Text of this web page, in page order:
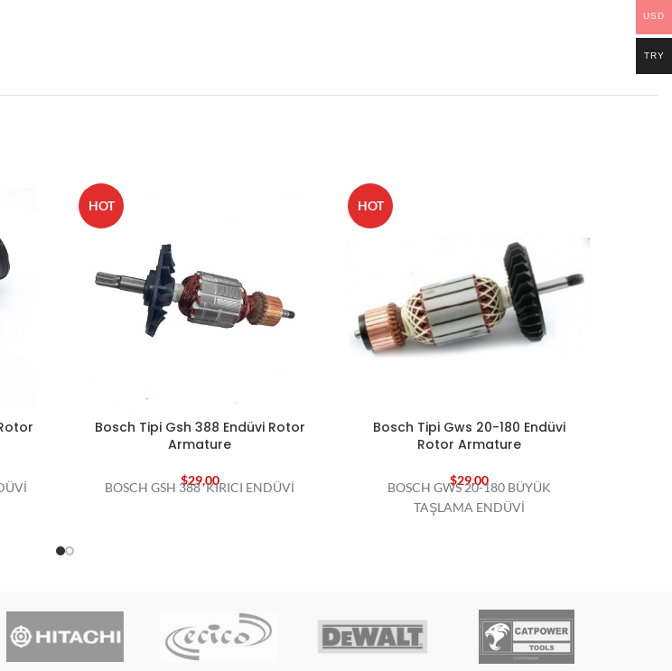
HOT
Bosch Tipi Gsh 388 Endüvi Rotor
Armature
$29,00
BOSCH GSH 388 KIRICI ENDÜVİ
HOT
Bosch Tipi Gws 20-180 Endüvi
Rotor Armature
$29,00
BOSCH GWS 20-180 BÜYÜK
TAŞLAMA ENDÜVİ
USD
TRY